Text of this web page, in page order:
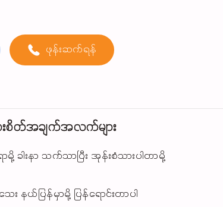
ဖုန်းဆက်ရန်
စိတ်အချက်အလက်များ
ခါးနာ သက်သာပြီး အုန်းစံသားပါတာမို့
နယ်ပြန်မှာမို့ ပြန်ရောင်းတာပါ